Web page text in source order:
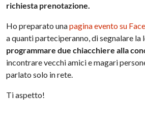
richiesta prenotazione.
Ho preparato unapagina evento su
a quanti parteciperanno, di segnalare la
programmare due chiacchiere alla
incontrare vecchi amici e magari
parlato solo in rete.
Ti aspetto!